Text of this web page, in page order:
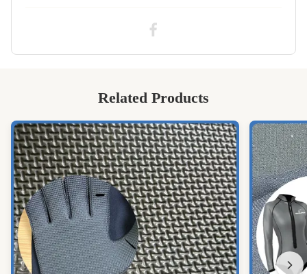
Rolo de borracha esponjosa de neoprene
Related Products